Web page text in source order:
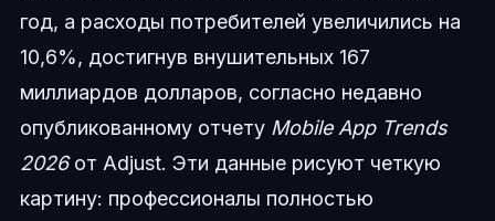
год, а расходы потребителей увеличились на
10,6%, достигнув внушительных 167
миллиардов долларов, согласно недавно
опубликованному отчету Mobile App Trends
2026от Adjust. Эти данные рисуют четкую
картину: профессионалы полностью